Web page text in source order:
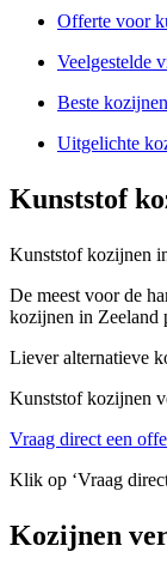
Offerte voor
Veelgestelde
Beste
Uitgelichte
Kunststof
Kunststof kozijnen
De meest voor de
kozijnen in Zeeland
Liever alternatieve
Kunststof kozijnen
Vraag direct een
Klik op ‘Vraag
Kozijnen